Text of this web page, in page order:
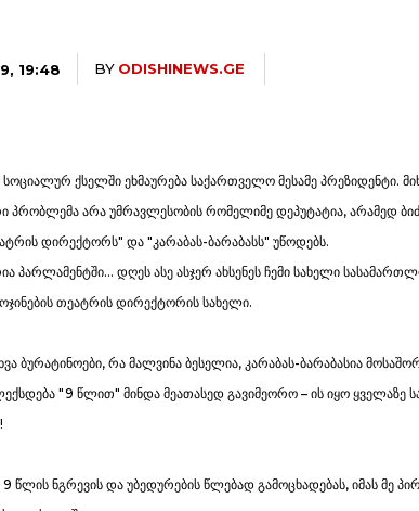
19:48 BY ODISHINEWS.GE
ქსელში ეხმაურება საქართველო მესამე პრეზიდენტი.
პრობლემა არა უმრავლესობის რომელიმე დეპუტატია, არამედ
დირექტორს" და "კარაბას-ბარაბასს" უწოდებს.
პარლამენტში… დღეს ასე ასჯერ ახსენეს ჩემი სახელი
თეატრის დირექტორის სახელი.
ბურატინოები, რა მალვინა ბესელია, კარაბას-ბარაბასია
"9 წლით" მინდა მეათასედ გავიმეორო – ის იყო ყველაზე
წლის ნგრევის და უბედურების წლებად გამოცხადებას, იმას მე